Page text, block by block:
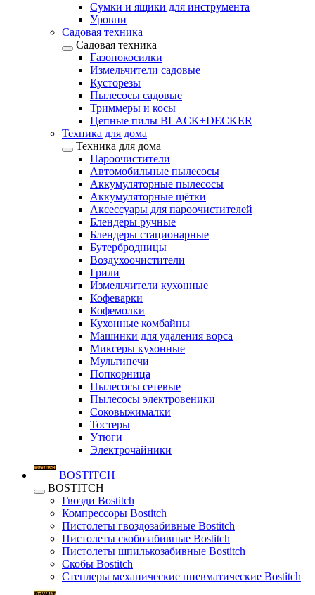
Сумки и ящики для инструмента
Уровни
Садовая техника
Садовая техника
Газонокосилки
Измельчители садовые
Кусторезы
Пылесосы садовые
Триммеры и косы
Цепные пилы BLACK+DECKER
Техника для дома
Техника для дома
Пароочистители
Автомобильные пылесосы
Аккумуляторные пылесосы
Аккумуляторные щётки
Аксессуары для пароочистителей
Блендеры ручные
Блендеры стационарные
Бутербродницы
Воздухоочистители
Грили
Измельчители кухонные
Кофеварки
Кофемолки
Кухонные комбайны
Машинки для удаления ворса
Миксеры кухонные
Мультипечи
Попкорница
Пылесосы сетевые
Пылесосы электровеники
Соковыжималки
Тостеры
Утюги
Электрочайники
BOSTITCH
BOSTITCH
Гвозди Bostitch
Компрессоры Bostitch
Пистолеты гвоздозабивные Bostitch
Пистолеты скобозабивные Bostitch
Пистолеты шпилькозабивные Bostitch
Скобы Bostitch
Степлеры механические пневматические Bostitch